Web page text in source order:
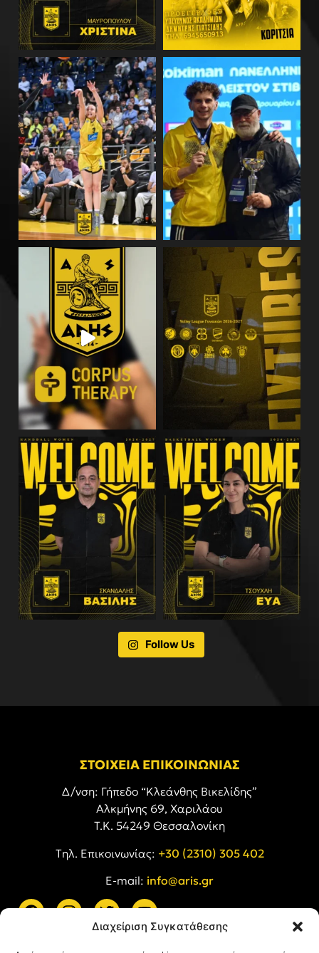
Διαχείριση Συγκατάθεσης
Follow Us
ΣΤΟΙΧΕΙΑ ΕΠΙΚΟΙΝΩΝΙΑΣ
Δ/νση: Γήπεδο “Κλεάνθης Βικελίδης”
Αλκμήνης 69, Χαριλάου
Τ.Κ. 54249 Θεσσαλονίκη
Tηλ. Επικοινωνίας: +30 (2310) 305 402
E-mail: info@aris.gr